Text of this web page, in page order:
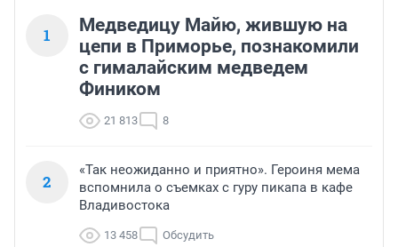
1
Медведицу Майю, жившую на
цепи в Приморье, познакомили
с гималайским медведем
Фиником
21 813 8
2
«Так неожиданно и приятно». Героиня мема
вспомнила о съемках с гуру пикапа в кафе
Владивостока
13 458 Обсудить